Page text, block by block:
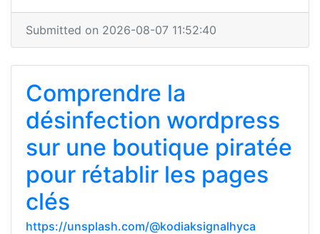
Submitted on 2026-08-07 11:52:40
Comprendre la
désinfection wordpress
sur une boutique piratée
pour rétablir les pages
clés
https://unsplash.com/@kodiaksignalhyca